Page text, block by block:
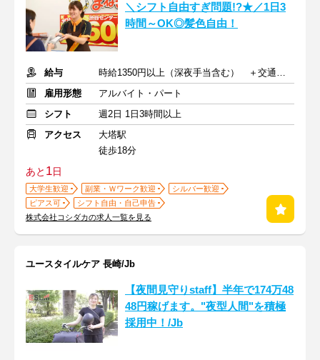
＼シフト自由すぎ問題!?★／1日3
時間～OK◎髪色自由！
給与
時給1350円以上（深夜手当含む） ＋交通費支給
雇用形態
アルバイト・パート
シフト
週2日 1日3時間以上
アクセス
大塔駅
徒歩18分
あと 1日
大学生歓迎 副業・Ｗワーク歓迎
シルバー歓迎
ピアス可
シフト自由・自己申告
株式会社コシダカの求人一覧を見る
ユースタイルケア 長崎/Jb
【夜間見守りstaff】半年で174万48
48円稼げます。"夜型人間"を積極
採用中！/Jb